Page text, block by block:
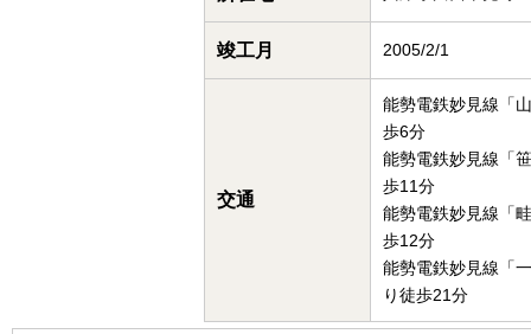
竣工月 2005/2/1
交通
能勢電鉄妙見線「
歩6分
能勢電鉄妙見線「
歩11分
能勢電鉄妙見線「
歩12分
能勢電鉄妙見線「
り徒歩21分